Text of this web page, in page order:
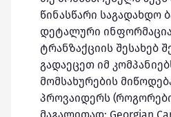
წინასწარი საგადახდო
დეტალური
ტრანზაქციის შესახებ
გადაეცეთ იმ
მომსახურების
პროვაიდერს